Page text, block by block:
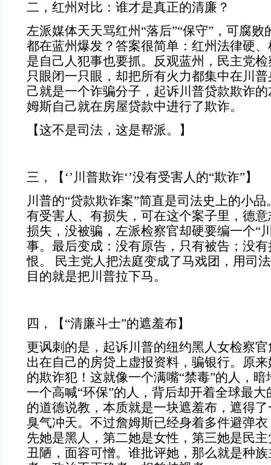
二，红州对比：谁才是真正的清廉？
左派媒体天天骂红州“落后”“保守”，可腐
都在蓝州爆发？答案很简单：红州法律硬
是自己人犯事也要抓。反观蓝州，民主党
只眼闭一只眼，却把所有火力都集中在川
己就是一个诈骗分子，起诉川普贷款欺诈
姆斯自己就在房屋贷款中进行了欺诈。
【这不是司法，这是帮派。】
三，【‘’川普欺诈‘’没有受害人的“欺诈”】
川普的“贷款欺诈案”简直是司法史上的小
有受害人、有损失，可在这个案子里，德
损失，没被骗，左派检察官却硬要编一个“
事。最后变成：没有原告，只有被告；没
恨。 民主党人把法庭变成了马戏团，用司
目的就是把川普拉下马。
四，【“清廉斗士”的遮羞布】
更讽刺的是，起诉川普的纽约黑人女检察
出在自己的房贷上虚报资料，骗银行。原
的欺诈犯！这就像一个满嘴“禁毒”的人，
一个高喊“环保”的人，背后却开着全球最
的道德说教，本质就是一块遮羞布，遮得
臭气冲天。不过詹姆斯已经身着多件避弹
先她是黑人，第二她是女性，第三她是民
丑陋，面容可憎。谁批评她，那么就是种